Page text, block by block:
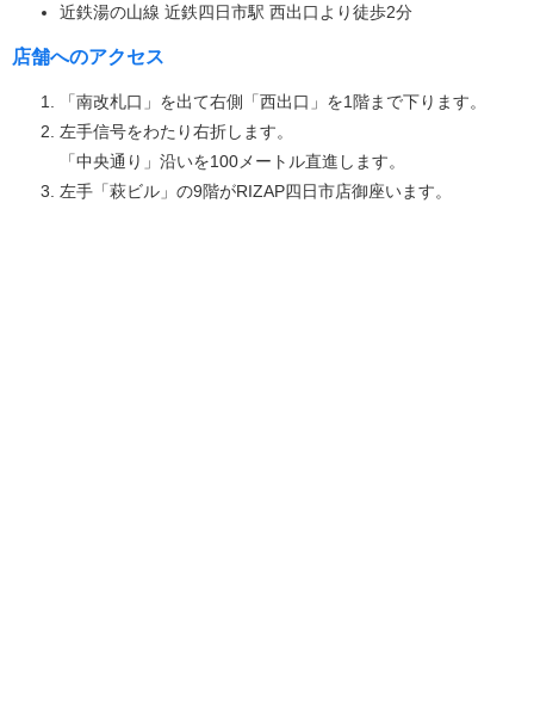
近鉄湯の山線 近鉄四日市駅 西出口より徒歩2分
店舗へのアクセス
「南改札口」を出て右側「西出口」を1階まで下ります。
左手信号をわたり右折します。
「中央通り」沿いを100メートル直進します。
左手「萩ビル」の9階がRIZAP四日市店御座います。